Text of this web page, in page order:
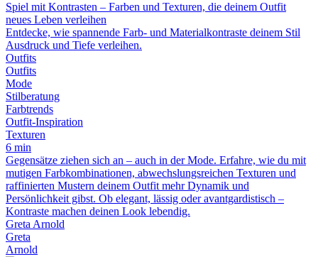
Spiel mit Kontrasten – Farben und Texturen, die deinem Outfit
neues Leben verleihen
Entdecke, wie spannende Farb- und Materialkontraste deinem Stil
Ausdruck und Tiefe verleihen.
Outfits
Outfits
Mode
Stilberatung
Farbtrends
Outfit-Inspiration
Texturen
6 min
Gegensätze ziehen sich an – auch in der Mode. Erfahre, wie du mit
mutigen Farbkombinationen, abwechslungsreichen Texturen und
raffinierten Mustern deinem Outfit mehr Dynamik und
Persönlichkeit gibst. Ob elegant, lässig oder avantgardistisch –
Kontraste machen deinen Look lebendig.
Greta Arnold
Greta
Arnold